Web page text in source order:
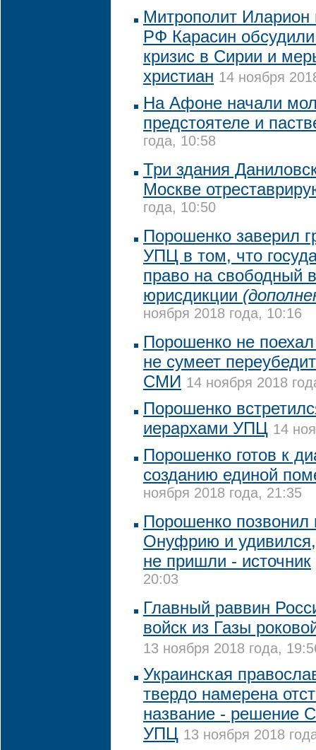
Митрополит
РФ Карасин
кризис в Сирии и
христиан 14 ноября
На Афоне начали
предстоятеле и
года, 10:58
Три здания
Москве
года, 10:50
Порошенко заверил
УПЦ в том, что
право на свободный
юрисдикции
ноября 2018 года, 10:16
Порошенко не
не сумеет
СМИ 14 ноября 2018
Порошенко
иерархами УПЦ 14
Порошенко готов к
созданию единой
ноября 2018 года, 21:35
Порошенко позвонил
Онуфрию и
не пришли - источник
20:03
Главный раввин
войск из Газы
13 ноября 2018 года,
Украинская
твердо намерена
название - решение
УПЦ 13 ноября 2018